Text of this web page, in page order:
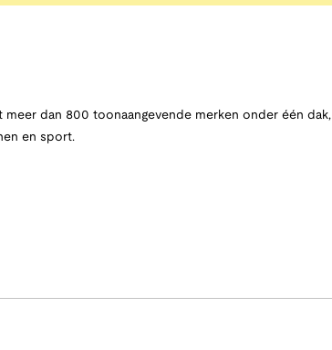
dan 800 toonaangevende merken onder één dak,
en sport.